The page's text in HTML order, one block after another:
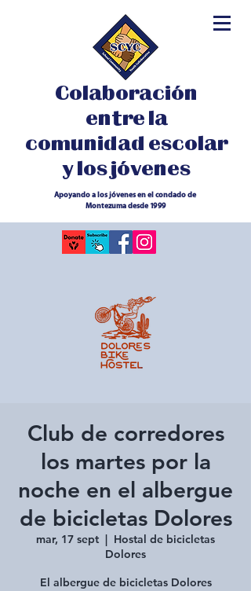
Colaboración
entre la
comunidad escolar
y los jóvenes
Apoyando a los jóvenes en el condado de
Montezuma desde 1999
Club de corredores
los martes por la
noche en el albergue
de bicicletas Dolores
mar, 17 sept
  |
Hostal de bicicletas
Dolores
El albergue de bicicletas Dolores